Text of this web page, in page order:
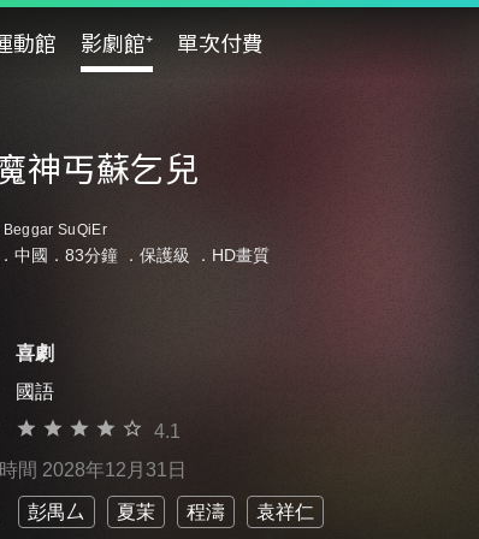
動館 影劇館⁺ 單次付費
神丐蘇乞兒
Beggar SuQiEr
中國．83分鐘 ． 保護級 ．HD畫質
喜劇
國語
4.1
間 2028年12月31日
彭禺厶 夏茉 程濤 袁祥仁